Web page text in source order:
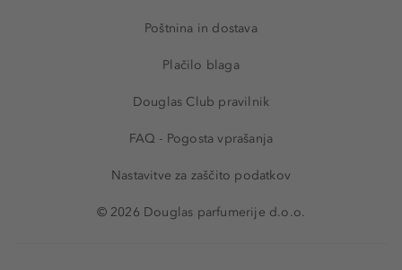
Poštnina in dostava
Plačilo blaga
Douglas Club pravilnik
FAQ - Pogosta vprašanja
Nastavitve za zaščito podatkov
© 2026 Douglas parfumerije d.o.o.